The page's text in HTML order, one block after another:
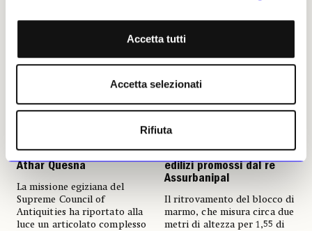
Accetta tutti
Accetta selezionati
Rifiuta
NEWS ARCHEOLOGIA
Rodi nella necropoli di Tell
Athar Quesna
La missione egiziana del
Supreme Council of
Antiquities ha riportato alla
luce un articolato complesso
NEWS ARCHEOLOGIA
A Mosul è riemersa una
che narra i programmi
edilizi promossi dal re
Assurbanipal
Il ritrovamento del blocco di
marmo, che misura circa due
metri di altezza per 1,55 di